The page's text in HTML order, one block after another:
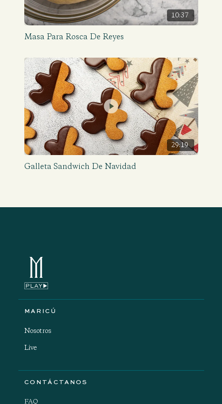
10:37
Masa Para Rosca De Reyes
29:19
Galleta Sandwich De Navidad
MARICÚ
Nosotros
Live
CONTÁCTANOS
FAQ